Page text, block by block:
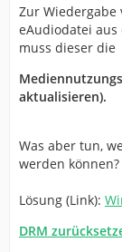
Zur Wiedergabe
eAudiodatei aus
muss dieser die
aktualisieren).
Was aber tun,
werden können?
Lösung (Link):
DRM